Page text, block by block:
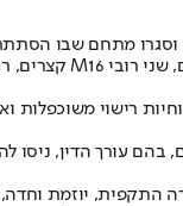
וסגרו מתחם שבו
עורך הדין, ניסו
יוזמת